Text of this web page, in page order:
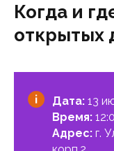
Когда и
открытых
Дата: 13
Время:
Адрес: г.